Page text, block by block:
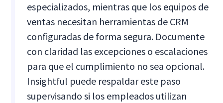
especializados, mientras que los equipos de
ventas necesitan herramientas de CRM
configuradas de forma segura. Documente
con claridad las excepciones o escalaciones
para que el cumplimiento no sea opcional.
Insightful puede respaldar este paso
supervisando si los empleados utilizan